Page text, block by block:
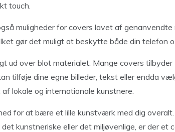
touch.
muligheder for covers lavet af genanvendte
gør det muligt at beskytte både din telefon
ud over blot materialet. Mange covers tilbyder
tilføje dine egne billeder, tekst eller endda
lokale og internationale kunstnere.
for at bære et lille kunstværk med dig
kunstneriske eller det miljøvenlige, er der et